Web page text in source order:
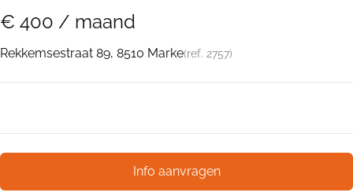
€ 400 / maand
Rekkemsestraat 89, 8510 Marke(ref. 2757)
Info aanvragen